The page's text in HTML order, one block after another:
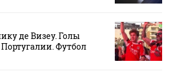
де Визеу. Голы
Футбол